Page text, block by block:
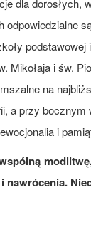
dla dorosłych,
odpowiedzialne
podstawowej
Mikołaja i św.
na
a przy bocznym
i
nawrócenia.